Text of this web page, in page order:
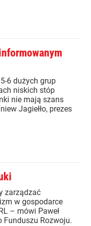
6 dużych grup
niskich stóp
nie mają szans
Jagiełło, prezes
zarządzać
w gospodarce
– mówi Paweł
Funduszu Rozwoju.